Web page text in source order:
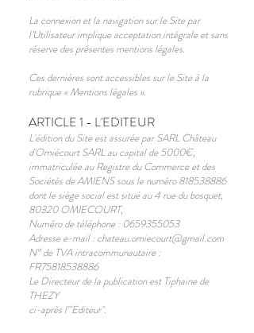
La connexion et la navigation sur le Site par
l’Utilisateur implique acceptation intégrale et sans
réserve des présentes mentions légales.
Ces dernières sont accessibles sur le Site à la
rubrique « Mentions légales ».
ARTICLE 1 - L'EDITEUR
L'édition du Site est assurée par SARL Château
d'Omiécourt SARL au capital de 5000€,
immatriculée au Registre du Commerce et des
Sociétés de AMIENS sous le numéro818538886
dont le siège social est situé au 4 rue du bosquet,
80320 OMIECOURT,
Numéro de téléphone : 0659355053
Adresse e-mail : chateau.omiecourt@gmail.com
N° de TVA intracommunautaire :
FR75818538886
Le Directeur de la publication est Tiphaine de
THEZY
ci-après l'"Editeur".